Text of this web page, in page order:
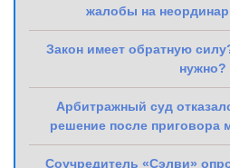
жалобы на
Закон имеет обратную
нужно?
Арбитражный суд
решение после приговора
Соучредитель «Сэлви»